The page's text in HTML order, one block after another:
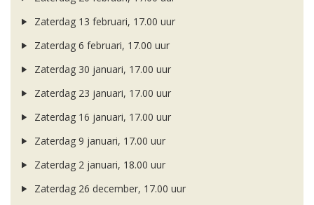
Zaterdag 13 februari, 17.00 uur
Zaterdag 6 februari, 17.00 uur
Zaterdag 30 januari, 17.00 uur
Zaterdag 23 januari, 17.00 uur
Zaterdag 16 januari, 17.00 uur
Zaterdag 9 januari, 17.00 uur
Zaterdag 2 januari, 18.00 uur
Zaterdag 26 december, 17.00 uur